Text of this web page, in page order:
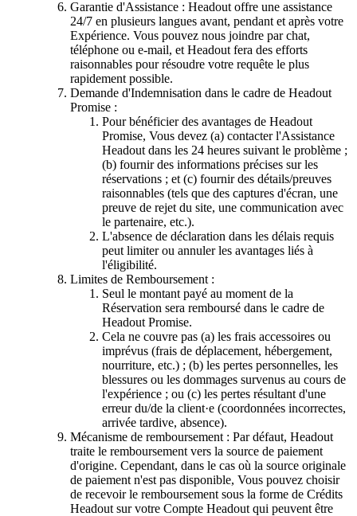
Garantie d'Assistance : Headout offre une assistance
24/7 en plusieurs langues avant, pendant et après votre
Expérience. Vous pouvez nous joindre par chat,
téléphone ou e-mail, et Headout fera des efforts
raisonnables pour résoudre votre requête le plus
rapidement possible.
Demande d'Indemnisation dans le cadre de Headout
Promise :
Pour bénéficier des avantages de Headout
Promise, Vous devez (a) contacter l'Assistance
Headout dans les 24 heures suivant le problème ;
(b) fournir des informations précises sur les
réservations ; et (c) fournir des détails/preuves
raisonnables (tels que des captures d'écran, une
preuve de rejet du site, une communication avec
le partenaire, etc.).
L'absence de déclaration dans les délais requis
peut limiter ou annuler les avantages liés à
l'éligibilité.
Limites de Remboursement :
Seul le montant payé au moment de la
Réservation sera remboursé dans le cadre de
Headout Promise.
Cela ne couvre pas (a) les frais accessoires ou
imprévus (frais de déplacement, hébergement,
nourriture, etc.) ; (b) les pertes personnelles, les
blessures ou les dommages survenus au cours de
l'expérience ; ou (c) les pertes résultant d'une
erreur du/de la client·e (coordonnées incorrectes,
arrivée tardive, absence).
Mécanisme de remboursement : Par défaut, Headout
traite le remboursement vers la source de paiement
d'origine. Cependant, dans le cas où la source originale
de paiement n'est pas disponible, Vous pouvez choisir
de recevoir le remboursement sous la forme de Crédits
Headout sur votre Compte Headout qui peuvent être